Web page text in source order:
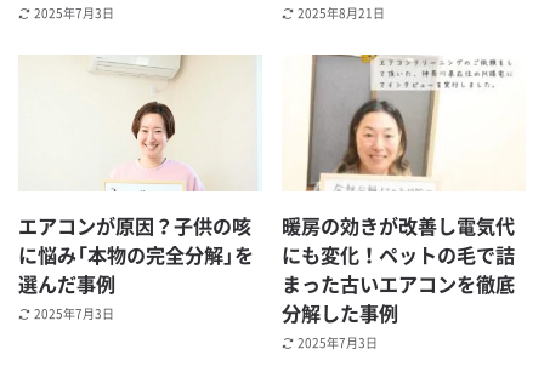
2025年7月3日 2025年8月21日
エアコンが原因？子供の咳
に悩み「本物の完全分解」を
選んだ事例
2025年7月3日
暖房の効きが改善し電気代
にも変化！ペットの毛で詰
まった古いエアコンを徹底
分解した事例
2025年7月3日